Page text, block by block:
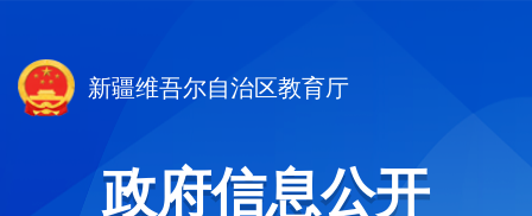
新疆维吾尔自治区教育厅
政府信息公开